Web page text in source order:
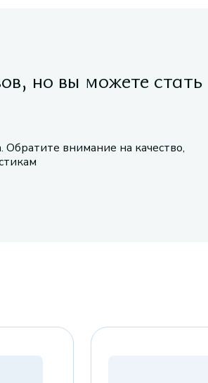
но вы можете стать
Обратите внимание на качество,